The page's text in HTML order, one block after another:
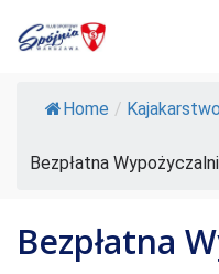
Home / Kajakarstwo
Bezpłatna
Bezpłatna